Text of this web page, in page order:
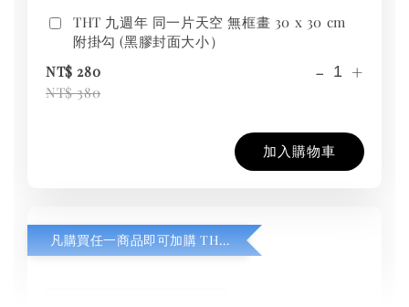
THT 九週年 同一片天空 無框畫 30 x 30 cm
附掛勾 (黑膠封面大小）
NT$ 280
NT$ 380
- +
加入購物車
凡購買任一商品即可加購 THT 九週年紀念 T-shirt